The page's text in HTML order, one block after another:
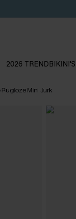
2026 TRENDBIKINI'S
Mini Jurk